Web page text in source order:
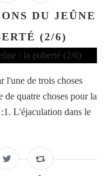
DU JEÛNE
(2/6)
l'une de trois choses
de quatre choses pour la
L'éjaculation dans le